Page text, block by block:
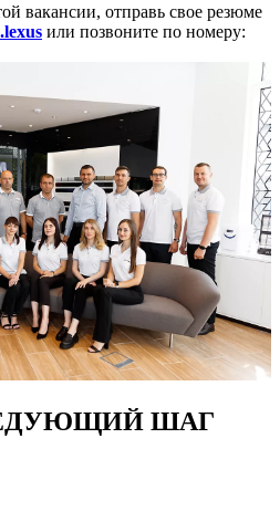
вакансии, отправь свое резюме
или позвоните по номеру:
ШАГ